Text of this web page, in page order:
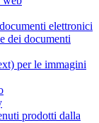
elettronici
dei documenti
per le immagini
prodotti dalla